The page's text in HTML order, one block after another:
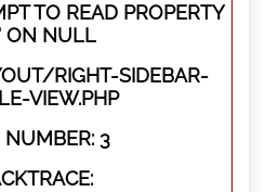
TO READ PROPERTY
ON NULL
RIGHT-SIDEBAR-
VIEW.PHP
NUMBER: 3